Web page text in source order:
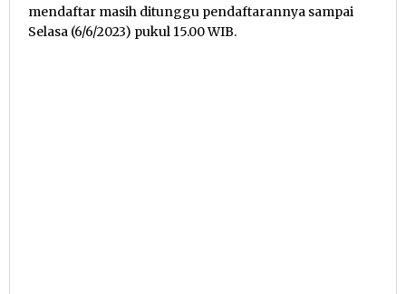
mendaftar masih ditunggu pendaftarannya sampai
Selasa (6/6/2023) pukul 15.00 WIB.